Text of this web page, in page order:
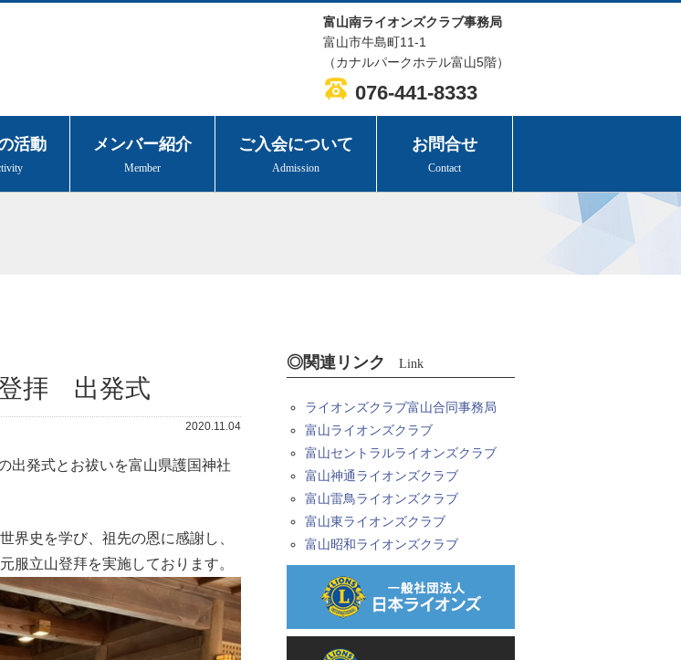
富山南ライオンズクラブ事務局
富山市牛島町11-1
（カナルパークホテル富山5階）
076-441-8333
活動 メンバー紹介
Member
ご入会について
Admission
お問合せ
Contact
登拝 出発式
2020.11.04
出発式とお祓いを富山県護国神社
界史を学び、祖先の恩に感謝し、
服立山登拜を実施しております。
◎関連リンク Link
ライオンズクラブ富山合同事務局
富山ライオンズクラブ
富山セントラルライオンズクラブ
富山神通ライオンズクラブ
富山雷鳥ライオンズクラブ
富山東ライオンズクラブ
富山昭和ライオンズクラブ